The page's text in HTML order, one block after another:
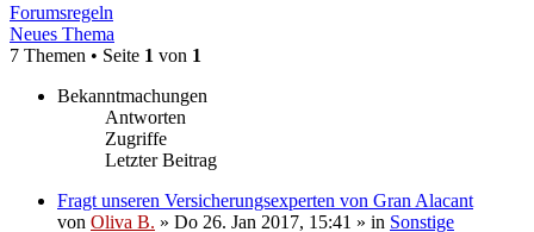
Forumsregeln
Neues Thema
7 Themen • Seite 1 von 1
Bekanntmachungen
Antworten
Zugriffe
Letzter Beitrag
Fragt unseren Versicherungsexperten von Gran Alacant
von Oliva B. » Do 26. Jan 2017, 15:41 » in Sonstige